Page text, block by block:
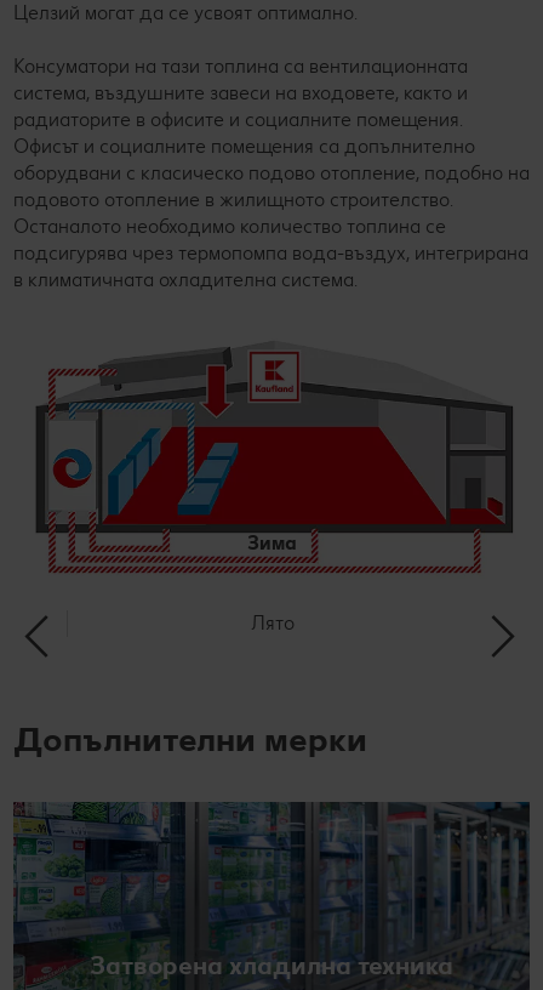
Целзий могат да се усвоят оптимално.
Консуматори на тази топлина са вентилационната
система, въздушните завеси на входовете, както и
радиаторите в офисите и социалните помещения.
Офисът и социалните помещения са допълнително
оборудвани с класическо подово отопление, подобно на
подовото отопление в жилищното строителство.
Останалото необходимо количество топлина се
подсигурява чрез термопомпа вода-въздух, интегрирана
в климатичната охладителна система.
Зима
Лято
Допълнителни мерки
Затворена хладилна техника